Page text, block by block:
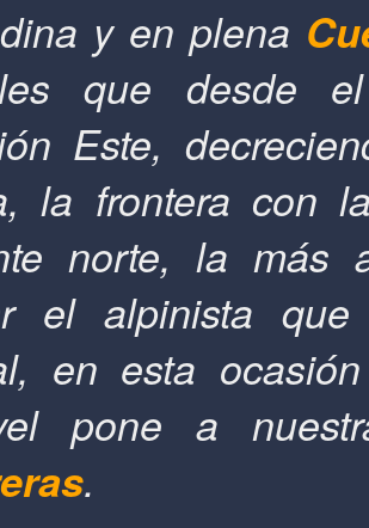
y en plena
que desde
Este,
la frontera con
norte, la más
el alpinista
en esta
pone a
.